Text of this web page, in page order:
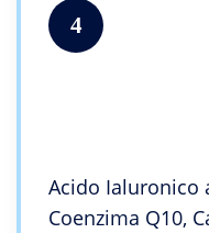
4
Acido Ialuronico
Coenzima Q10,